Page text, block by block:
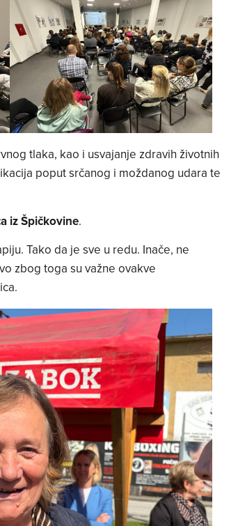
tlaka, kao i usvajanje zdravih životnih
poput srčanog i moždanog udara te
iz Špičkovine.
Tako da je sve u redu. Inače, ne
zbog toga su važne ovakve